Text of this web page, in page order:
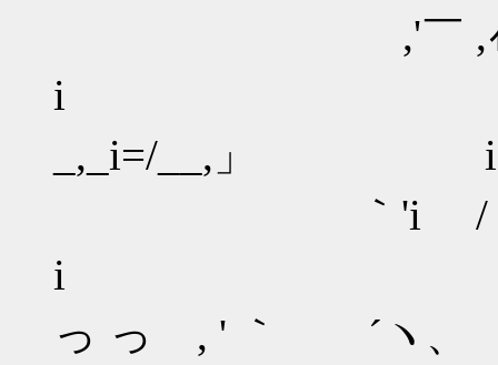
ゝ,'￣ ,ｨ
i ,
_,_i=/__,」 i /
｀'i /
i ,'
っ っ , ' ｀ ´ヽ、